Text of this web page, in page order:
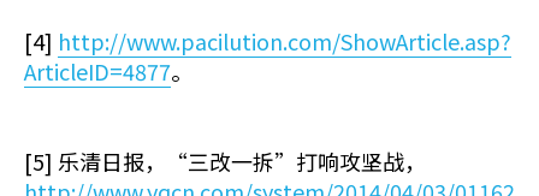
[4] http://www.pacilution.com/ShowArticle.asp?
ArticleID=4877。
[5] 乐清日报，“三改一拆”打响攻坚战，